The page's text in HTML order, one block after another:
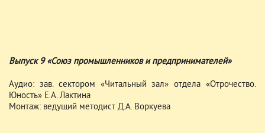
Выпуск 9 «Союз промышленников и предпринимателей»
Аудио: зав. сектором «Читальный зал» отдела «Отрочество.
Юность» Е.А. Лактина
Монтаж: ведущий методист Д.А. Воркуева